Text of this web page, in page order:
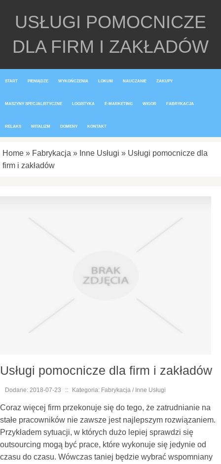
USŁUGI POMOCNICZE
DLA FIRM I ZAKŁADÓW
START PIENIĄDZE WYKOŃCZENIA LOKUM NAUCZANIE ZAKUPY
MASZYNY SPECJALISTYCZNE LOGISTYKA E-MARKETING WIGOR FABRYKACJA
RELAKS WITALIZM DOMENY KONTAKT
Home » Fabrykacja » Inne Usługi » Usługi pomocnicze dla
firm i zakładów
Usługi pomocnicze dla firm i zakładów
Dodane: 2018-07-23 :: Kategoria: Fabrykacja / Inne Usługi
Coraz więcej firm przekonuje się do tego, że zatrudnianie na
stałe pracowników nie zawsze jest najlepszym rozwiązaniem.
Przykładem sytuacji, w których dużo lepiej sprawdzi się
outsourcing mogą być prace, które wykonuje się jedynie od
czasu do czasu. Wówczas taniej będzie wybrać wspomniany